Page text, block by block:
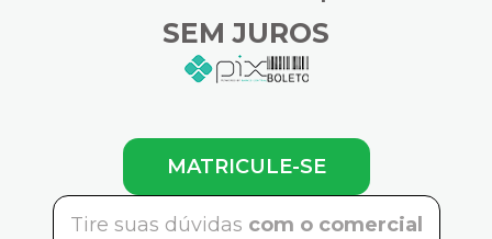
SEM JUROS
MATRICULE-SE
Tire suas dúvidas com o comercial